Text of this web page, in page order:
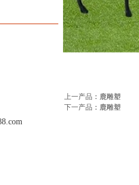
上一产品 ： 鹿雕塑
下一产品 ： 鹿雕塑